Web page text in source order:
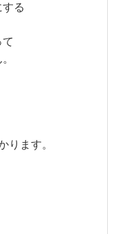
る
ります。